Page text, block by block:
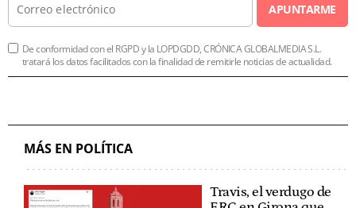
APUNTARME
De conformidad con el RGPD y la LOPDGDD, CRÓNICA GLOBALMEDIA S.L.
tratará los datos facilitados con la finalidad de remitirle noticias de actualidad.
MÁS EN POLÍTICA
Travis, el verdugo de